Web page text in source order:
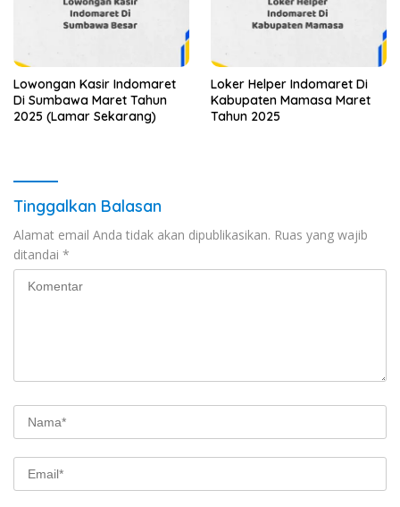
Lowongan Kasir Indomaret
Di Sumbawa Maret Tahun
2025 (Lamar Sekarang)
Loker Helper Indomaret Di
Kabupaten Mamasa Maret
Tahun 2025
Tinggalkan Balasan
Alamat email Anda tidak akan dipublikasikan. Ruas yang wajib
ditandai *